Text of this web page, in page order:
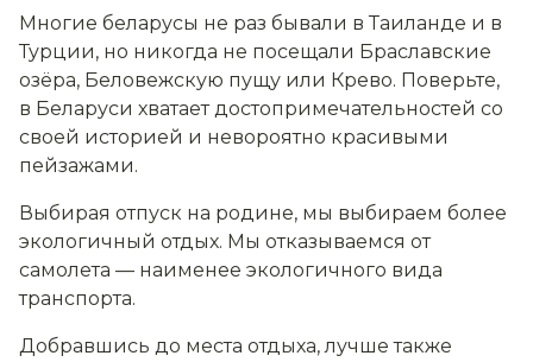
Многие беларусы не раз бывали в Таиланде и в
Турции, но никогда не посещали Браславские
озёра, Беловежскую пущу или Крево. Поверьте,
в Беларуси хватает достопримечательностей со
своей историей и невороятно красивыми
пейзажами.
Выбирая отпуск на родине, мы выбираем более
экологичный отдых. Мы отказываемся от
самолета — наименее экологичного вида
транспорта.
Добравшись до места отдыха, лучше также